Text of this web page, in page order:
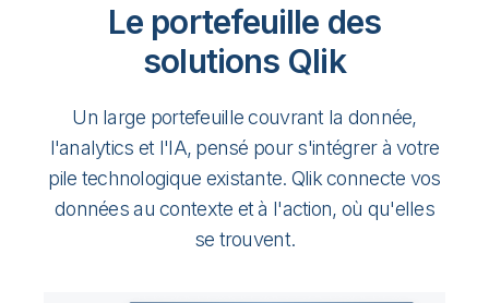
Le portefeuille des
solutions Qlik
Un large portefeuille couvrant la donnée,
l'analytics et l'IA, pensé pour s'intégrer à votre
pile technologique existante. Qlik connecte vos
données au contexte et à l'action, où qu'elles
se trouvent.